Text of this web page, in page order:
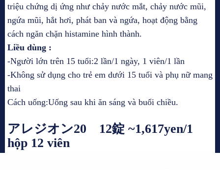
triệu chứng dị ứng như chảy nước mắt, chảy nước mũi,
ngứa mũi, hắt hơi, phát ban và ngứa, hoạt động bằng
cách ngăn chặn histamine hình thành.
Liều dùng :
-Người lớn trên 15 tuổi:2 lần/1 ngày, 1 viên/1 lần
-Không sử dụng cho trẻ em dưới 15 tuổi và phụ nữ mang
thai
Cách uống:Uống sau khi ăn sáng và buổi chiều.
アレジオン20 12錠 ~1,617yen/1
hộp 12 viên